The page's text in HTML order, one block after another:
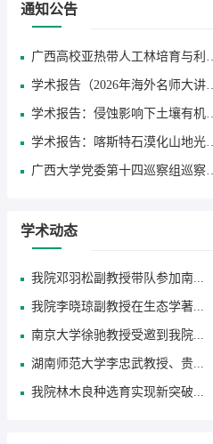
通知公告
广西高校亚热带人工林培育与利…
学术报告（2026年海外名师大讲…
学术报告：侵蚀影响下土壤有机…
学术报告：喀斯特石漠化山地光…
广西大学党委第十四巡察组巡察…
学术动态
我院邓羽松副教授带队参加南...
我院李晓琼副教授在生态学著...
南京大学徐驰教授受邀到我院...
湖南师范大学李忠武教授、贵...
我院林木良种选育实现新突破...